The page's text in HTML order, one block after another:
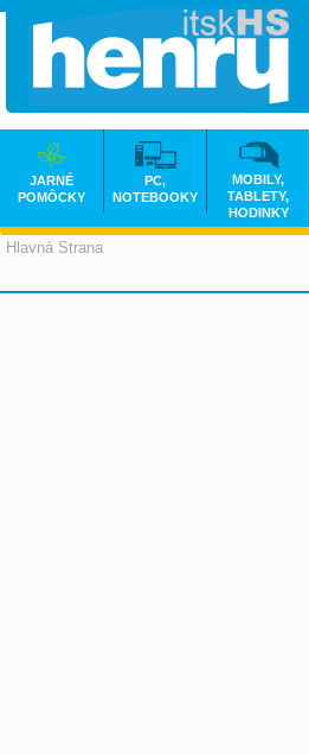
Hlavná Strana
JARNÉ
POMÔCKY
PC,
NOTEBOOKY
MOBILY,
TABLETY,
HODINKY